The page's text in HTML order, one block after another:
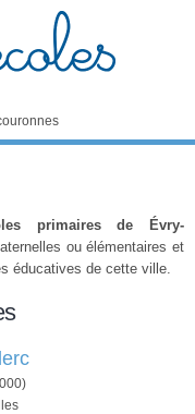
primaires de Évry-
ou élémentaires et
éducatives de cette ville.